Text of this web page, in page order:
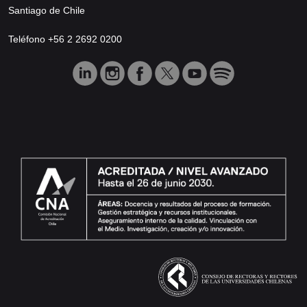
Santiago de Chile
Teléfono +56 2 2692 0200